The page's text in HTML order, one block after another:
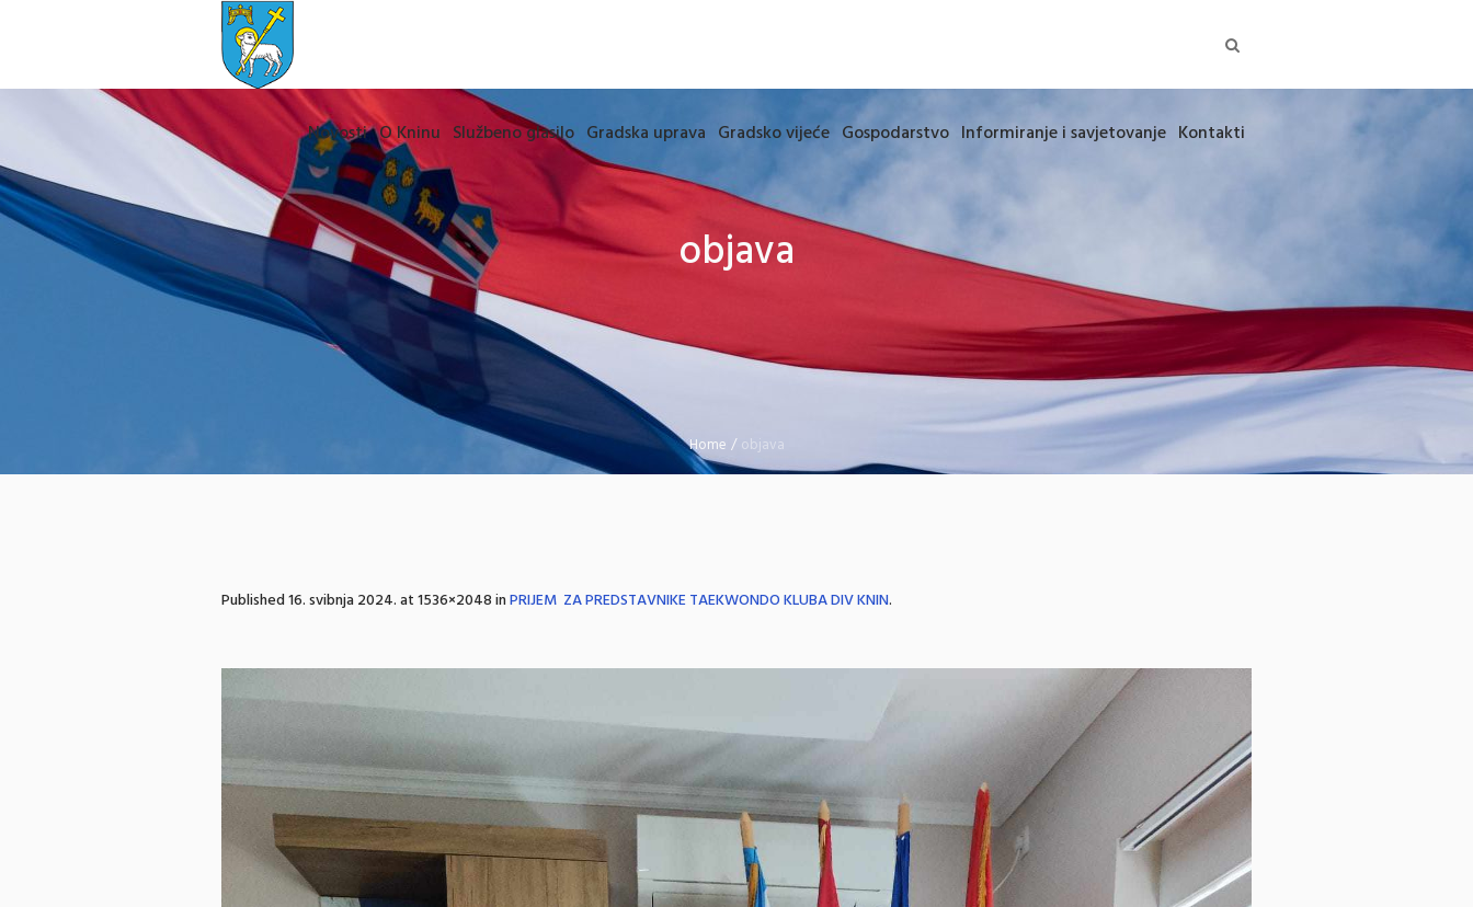
Novosti O Kninu Službeno glasilo Gradska uprava Gradsko vijeće Gospodarstvo Informiranje i savjetovanje Kontakti
objava
Home /objava
Published16. svibnja 2024.at 1536×2048 inPRIJEM ZA PREDSTAVNIKE TAEKWONDO KLUBA DIV KNIN.